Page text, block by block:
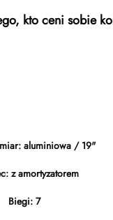
kto ceni sobie
aluminiowa / 19"
z amortyzatorem
Biegi: 7